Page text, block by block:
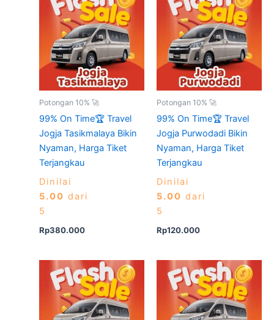
Potongan 10% 🚀
99% On Time🏆 Travel
Jogja Tasikmalaya Bikin
Nyaman, Harga Tiket
Terjangkau
Dinilai
5.00 dari
5
Rp380.000
Potongan 10% 🚀
99% On Time🏆 Travel
Jogja Purwodadi Bikin
Nyaman, Harga Tiket
Terjangkau
Dinilai
5.00 dari
5
Rp120.000